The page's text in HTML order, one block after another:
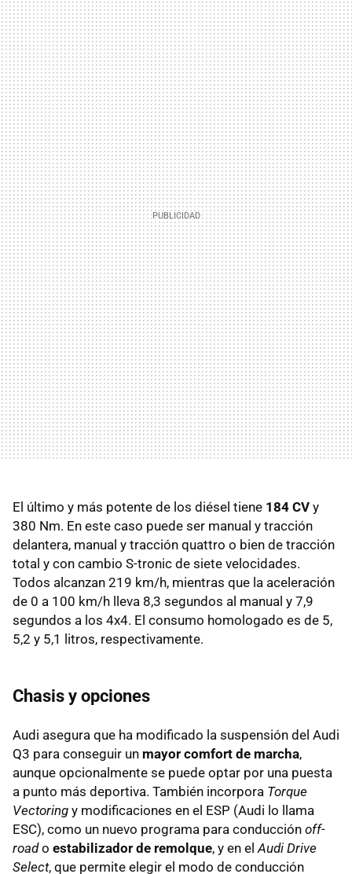
El último y más potente de los diésel tiene 184 CV y
380 Nm. En este caso puede ser manual y tracción
delantera, manual y tracción quattro o bien de tracción
total y con cambio S-tronic de siete velocidades.
Todos alcanzan 219 km/h, mientras que la aceleración
de 0 a 100 km/h lleva 8,3 segundos al manual y 7,9
segundos a los 4x4. El consumo homologado es de 5,
5,2 y 5,1 litros, respectivamente.
Chasis y opciones
Audi asegura que ha modificado la suspensión del Audi
Q3 para conseguir un mayor comfort de marcha,
aunque opcionalmente se puede optar por una puesta
a punto más deportiva. También incorpora Torque
Vectoring y modificaciones en el ESP (Audi lo llama
ESC), como un nuevo programa para conducción off-
roado estabilizador de remolque, y en elAudi Drive
Select, que permite elegir el modo de conducción